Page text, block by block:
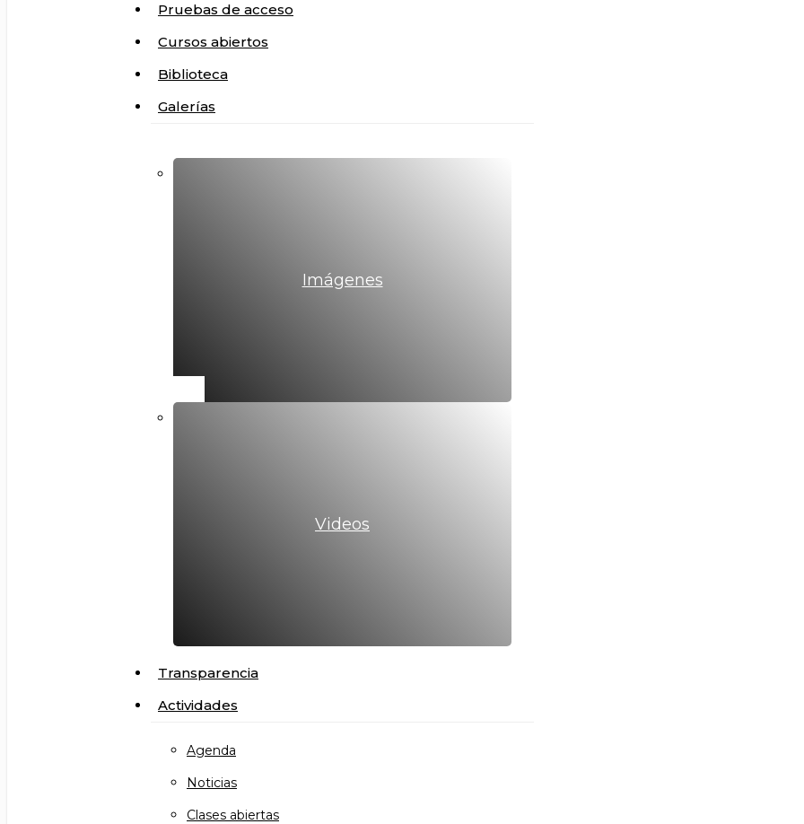
Pruebas de acceso
Cursos abiertos
Biblioteca
Galerías
Imágenes
Videos
Transparencia
Actividades
Agenda
Noticias
Clases abiertas